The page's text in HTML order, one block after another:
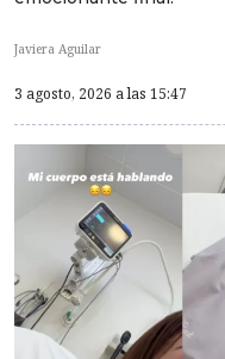
Javiera Aguilar
3 agosto, 2026 a las 15:47